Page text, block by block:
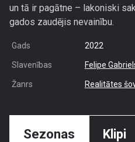
un tā ir pagātne – lakoniski
gados zaudējis nevainību.
Gads 2022
Slavenības Felipe
Žanrs Realitātes
Sezonas Klipi